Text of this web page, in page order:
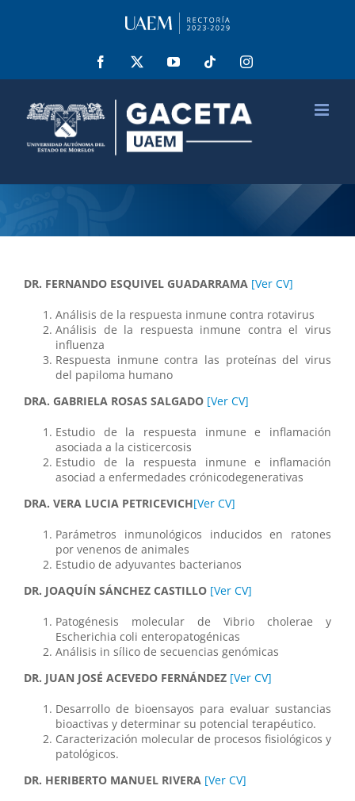
Facebook YouTube Tiktok Instagram
DR. FERNANDO ESQUIVEL GUADARRAMA [Ver CV]
Análisis de la respuesta inmune contra rotavirus
Análisis de la respuesta inmune contra el virus
influenza
Respuesta inmune contra las proteínas del virus
del papiloma humano
DRA. GABRIELA ROSAS SALGADO [Ver CV]
Estudio de la respuesta inmune e inflamación
asociada a la cisticercosis
Estudio de la respuesta inmune e inflamación
asociad a enfermedades crónicodegenerativas
DRA. VERA LUCIA PETRICEVICH[Ver CV]
Parámetros inmunológicos inducidos en ratones
por venenos de animales
Estudio de adyuvantes bacterianos
DR. JOAQUÍN SÁNCHEZ CASTILLO [Ver CV]
Patogénesis molecular de Vibrio cholerae y
Escherichia coli enteropatogénicas
Análisis in sílico de secuencias genómicas
DR. JUAN JOSÉ ACEVEDO FERNÁNDEZ [Ver CV]
Desarrollo de bioensayos para evaluar sustancias
bioactivas y determinar su potencial terapéutico.
Caracterización molecular de procesos fisiológicos y
patológicos.
DR. HERIBERTO MANUEL RIVERA [Ver CV]